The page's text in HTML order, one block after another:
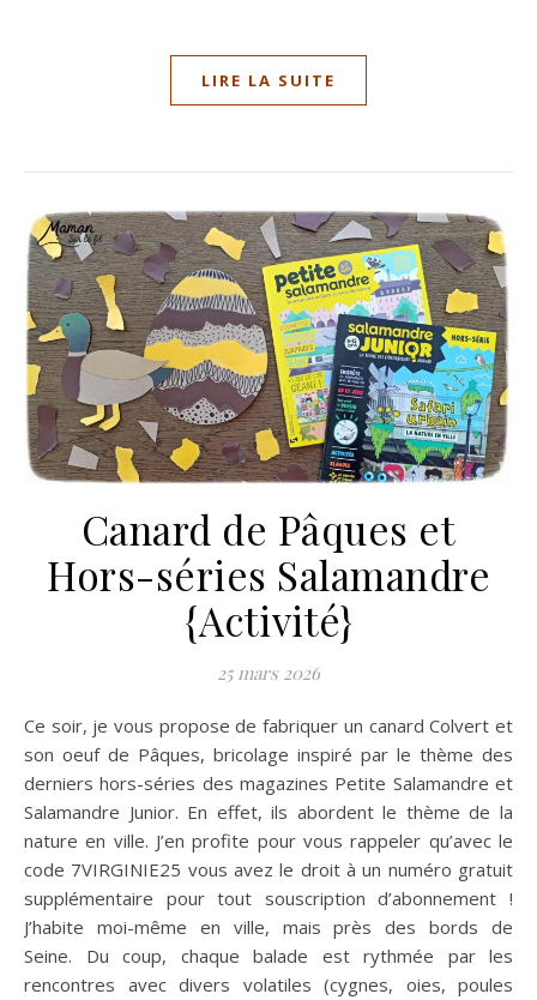
LIRE LA SUITE
Canard de Pâques et
Hors-séries Salamandre
{Activité}
25 mars 2026
Ce soir, je vous propose de fabriquer un canard Colvert et
son oeuf de Pâques, bricolage inspiré par le thème des
derniers hors-séries des magazines Petite Salamandre et
Salamandre Junior. En effet, ils abordent le thème de la
nature en ville. J’en profite pour vous rappeler qu’avec le
code 7VIRGINIE25 vous avez le droit à un numéro gratuit
supplémentaire pour tout souscription d’abonnement !
J’habite moi-même en ville, mais près des bords de
Seine. Du coup, chaque balade est rythmée par les
rencontres avec divers volatiles (cygnes, oies, poules